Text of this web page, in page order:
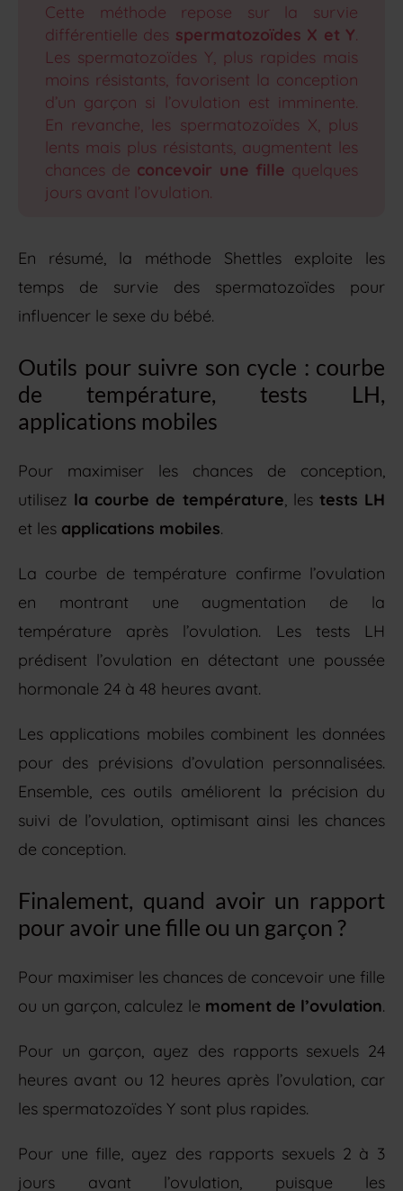
Cette méthode repose sur la survie
différentielle des spermatozoïdes X et Y.
Les spermatozoïdes Y, plus rapides mais
moins résistants, favorisent la conception
d’un garçon si l’ovulation est imminente.
En revanche, les spermatozoïdes X, plus
lents mais plus résistants, augmentent les
chances de concevoir une fille quelques
jours avant l’ovulation.
En résumé, la méthode Shettles exploite les
temps de survie des spermatozoïdes pour
influencer le sexe du bébé.
Outils pour suivre son cycle : courbe
de température, tests LH,
applications mobiles
Pour maximiser les chances de conception,
utilisez la courbe de température, les tests LH
et les applications mobiles.
La courbe de température confirme l’ovulation
en montrant une augmentation de la
température après l’ovulation. Les tests LH
prédisent l’ovulation en détectant une poussée
hormonale 24 à 48 heures avant.
Les applications mobiles combinent les données
pour des prévisions d’ovulation personnalisées.
Ensemble, ces outils améliorent la précision du
suivi de l’ovulation, optimisant ainsi les chances
de conception.
Finalement, quand avoir un rapport
pour avoir une fille ou un garçon ?
Pour maximiser les chances de concevoir une fille
ou un garçon, calculez le moment de l’ovulation.
Pour un garçon, ayez des rapports sexuels 24
heures avant ou 12 heures après l’ovulation, car
les spermatozoïdes Y sont plus rapides.
Pour une fille, ayez des rapports sexuels 2 à 3
jours avant l’ovulation, puisque les